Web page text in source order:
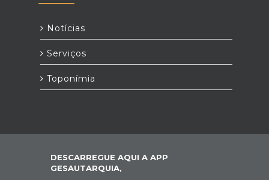
Notícias
Serviços
Toponímia
DESCARREGUE AQUI A APP
GESAUTARQUIA,